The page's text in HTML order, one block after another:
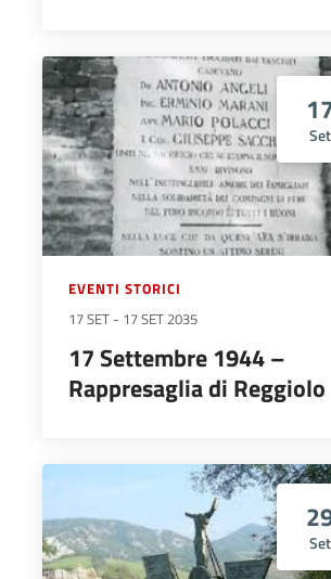
Set
EVENTI STORICI
17 SET - 17 SET 2035
17 Settembre 1944 –
Rappresaglia di Reggiolo
Set